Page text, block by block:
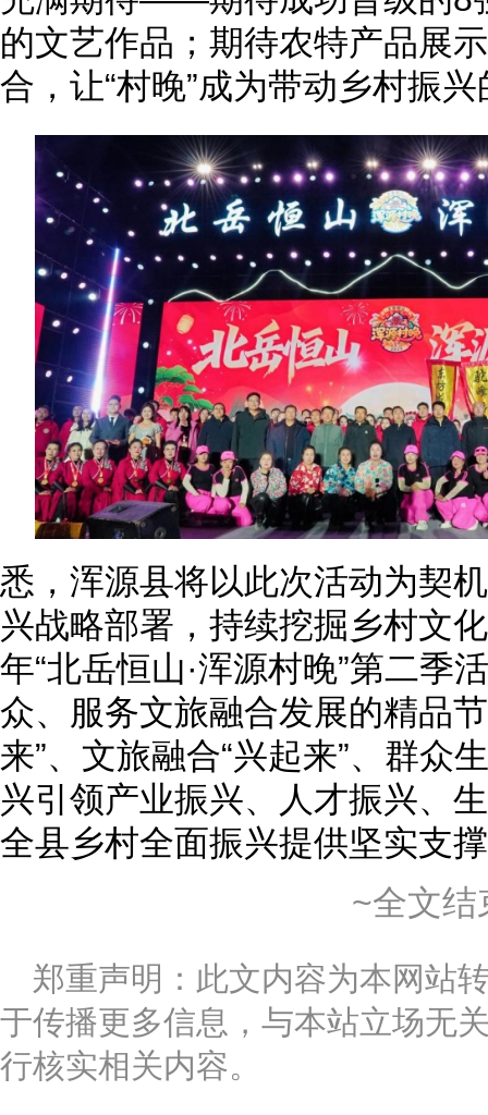
的文艺作品；期待农特产品展
合，让“村晚”成为带动乡村振兴
悉，浑源县将以此次活动为契
兴战略部署，持续挖掘乡村文
年“北岳恒山·浑源村晚”第二季
众、服务文旅融合发展的精品
来”、文旅融合“兴起来”、群众
兴引领产业振兴、人才振兴、
全县乡村全面振兴提供坚实支
~全文结
郑重声明：此文内容为本网站
于传播更多信息，与本站立场无
行核实相关内容。